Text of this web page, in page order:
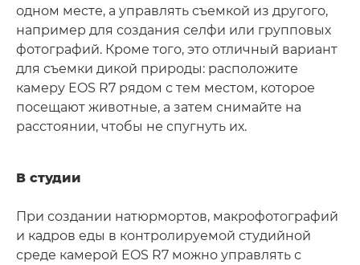
одном месте, а управлять съемкой из другого,
например для создания селфи или групповых
фотографий. Кроме того, это отличный вариант
для съемки дикой природы: расположите
камеру EOS R7 рядом с тем местом, которое
посещают животные, а затем снимайте на
расстоянии, чтобы не спугнуть их.
В студии
При создании натюрмортов, макрофотографий
и кадров еды в контролируемой студийной
среде камерой EOS R7 можно управлять с